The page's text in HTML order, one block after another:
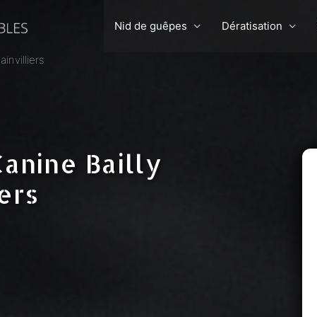
Nid de guêpes Dératisation
Bailly